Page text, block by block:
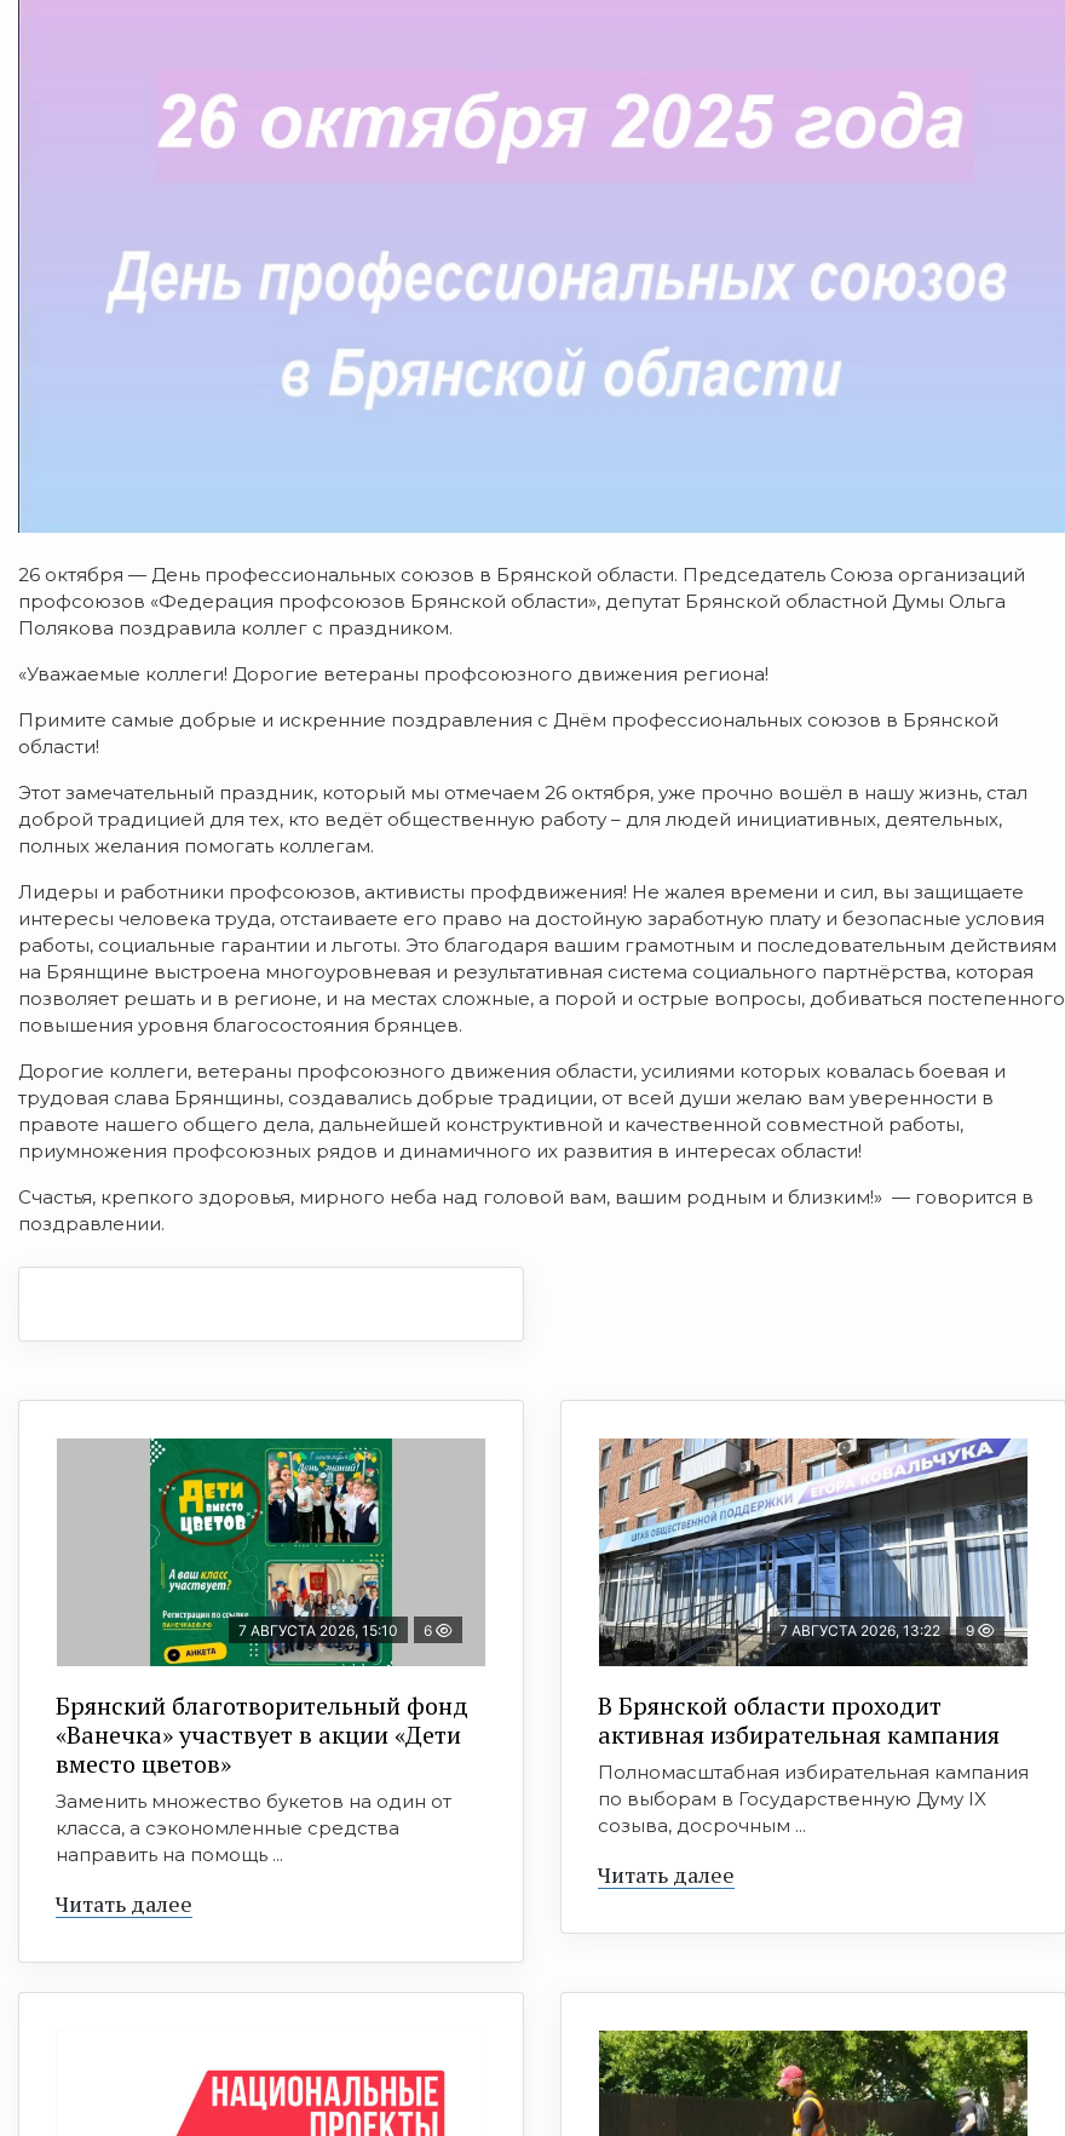
26 октября — День профессиональных союзов в Брянской области. Председатель Союза организаций
профсоюзов «Федерация профсоюзов Брянской области», депутат Брянской областной Думы Ольга
Полякова поздравила коллег с праздником.
«Уважаемые коллеги! Дорогие ветераны профсоюзного движения региона!
Примите самые добрые и искренние поздравления с Днём профессиональных союзов в Брянской
области!
Этот замечательный праздник, который мы отмечаем 26 октября, уже прочно вошёл в нашу жизнь, стал
доброй традицией для тех, кто ведёт общественную работу – для людей инициативных, деятельных,
полных желания помогать коллегам.
Лидеры и работники профсоюзов, активисты профдвижения! Не жалея времени и сил, вы защищаете
интересы человека труда, отстаиваете его право на достойную заработную плату и безопасные условия
работы, социальные гарантии и льготы. Это благодаря вашим грамотным и последовательным действиям
на Брянщине выстроена многоуровневая и результативная система социального партнёрства, которая
позволяет решать и в регионе, и на местах сложные, а порой и острые вопросы, добиваться постепенного
повышения уровня благосостояния брянцев.
Дорогие коллеги, ветераны профсоюзного движения области, усилиями которых ковалась боевая и
трудовая слава Брянщины, создавались добрые традиции, от всей души желаю вам уверенности в
правоте нашего общего дела, дальнейшей конструктивной и качественной совместной работы,
приумножения профсоюзных рядов и динамичного их развития в интересах области!
Счастья, крепкого здоровья, мирного неба над головой вам, вашим родным и близким!» — говорится в
поздравлении.
7 АВГУСТА 2026, 15:10 6
Брянский благотворительный фонд
«Ванечка» участвует в акции «Дети
вместо цветов»
Заменить множество букетов на один от
класса, а сэкономленные средства
направить на помощь ...
Читать далее
7 АВГУСТА 2026, 13:22 9
В Брянской области проходит
активная избирательная кампания
Полномасштабная избирательная кампания
по выборам в Государственную Думу IX
созыва, досрочным ...
Читать далее